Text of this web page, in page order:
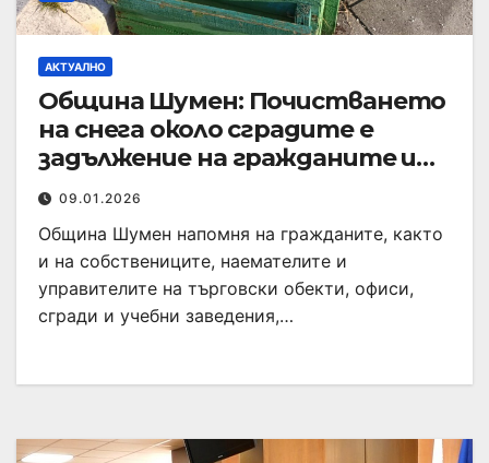
АКТУАЛНО
Община Шумен: Почистването
на снега около сградите е
задължение на гражданите и
търговците
09.01.2026
Община Шумен напомня на гражданите, както
и на собствениците, наемателите и
управителите на търговски обекти, офиси,
сгради и учебни заведения,…